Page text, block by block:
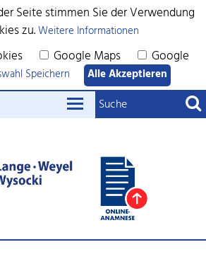
Seite stimmen Sie der Verwendung
zu.Weitere Informationen
Google Maps Google
Speichern Alle Akzeptieren